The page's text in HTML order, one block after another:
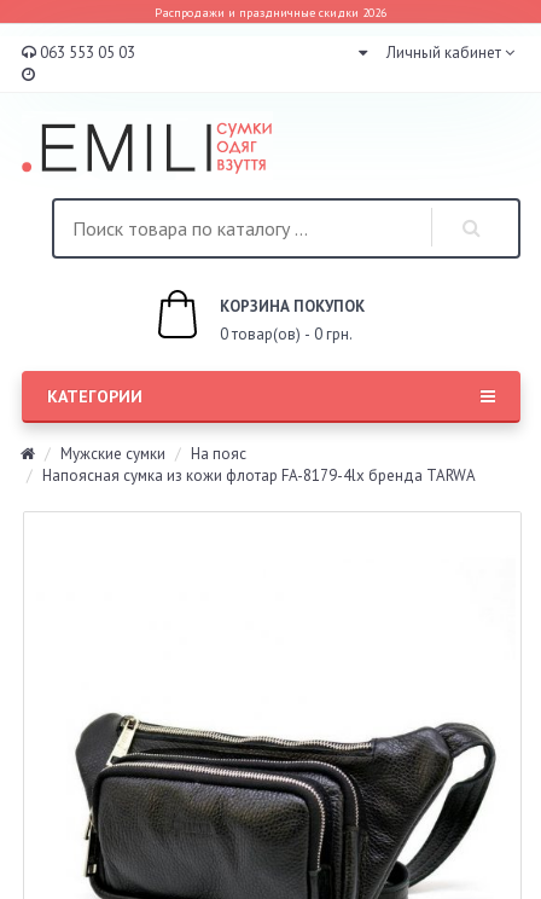
Распродажи и праздничные скидки 2026
063 553 05 03 Личный кабинет
КОРЗИНА ПОКУПОК
0 товар(ов) - 0 грн.
КАТЕГОРИИ
Мужские сумки
На пояс
Напоясная сумка из кожи флотар FA-8179-4lx бренда TARWA